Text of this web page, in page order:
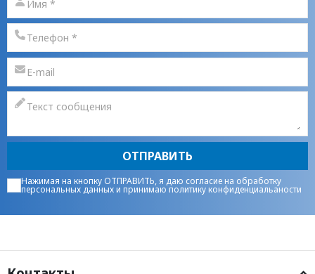
ОТПРАВИТЬ
Нажимая на кнопку ОТПРАВИТЬ, я даю согласие на обработку
персональных данныхи принимаюполитику конфиденциальаности